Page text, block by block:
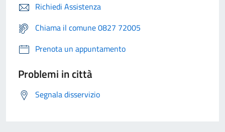
Richiedi Assistenza
Chiama il comune 0827 72005
Prenota un appuntamento
Problemi in città
Segnala disservizio